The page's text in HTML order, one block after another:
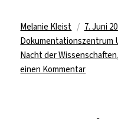
Autor
Melanie Kleist
am
7. Juni
Dokumentationszentrum
Nacht der Wissenschaften,
einen Kommentarzu